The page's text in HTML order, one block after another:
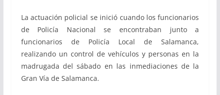
La actuación policial se inició cuando los funcionarios
de Policía Nacional se encontraban junto a
funcionarios de Policía Local de Salamanca,
realizando un control de vehículos y personas en la
madrugada del sábado en las inmediaciones de la
Gran Vía de Salamanca.